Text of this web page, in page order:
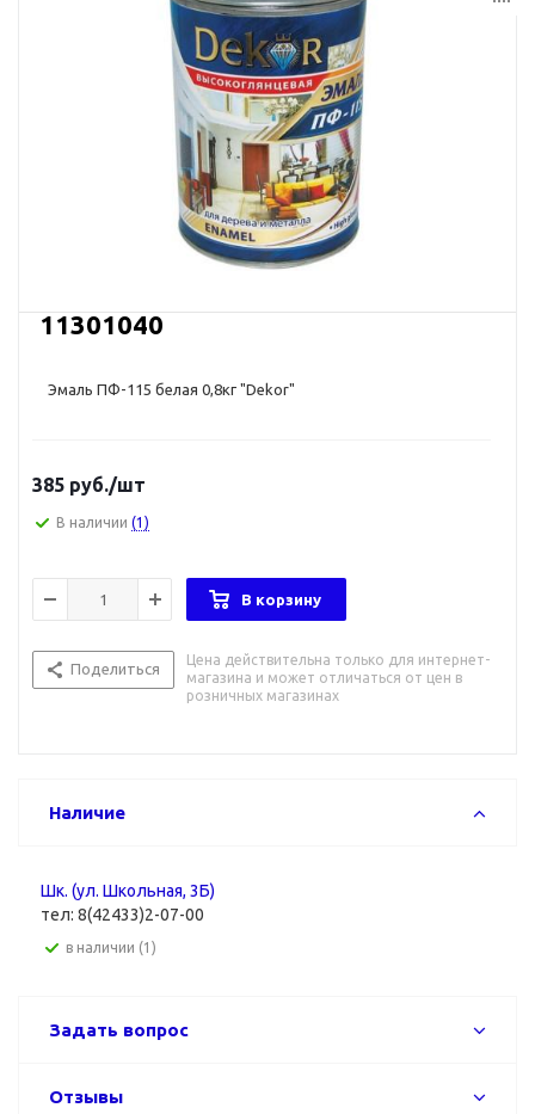
11301040
Эмаль ПФ-115 белая 0,8кг "Dekor"
385 руб./шт
В наличии (1)
В корзину
Поделиться
Цена действительна только для интернет-
магазина и может отличаться от цен в
розничных магазинах
Наличие
Шк. (ул. Школьная, 3Б)
тел: 8(42433)2-07-00
В наличии (1)
Задать вопрос
Отзывы